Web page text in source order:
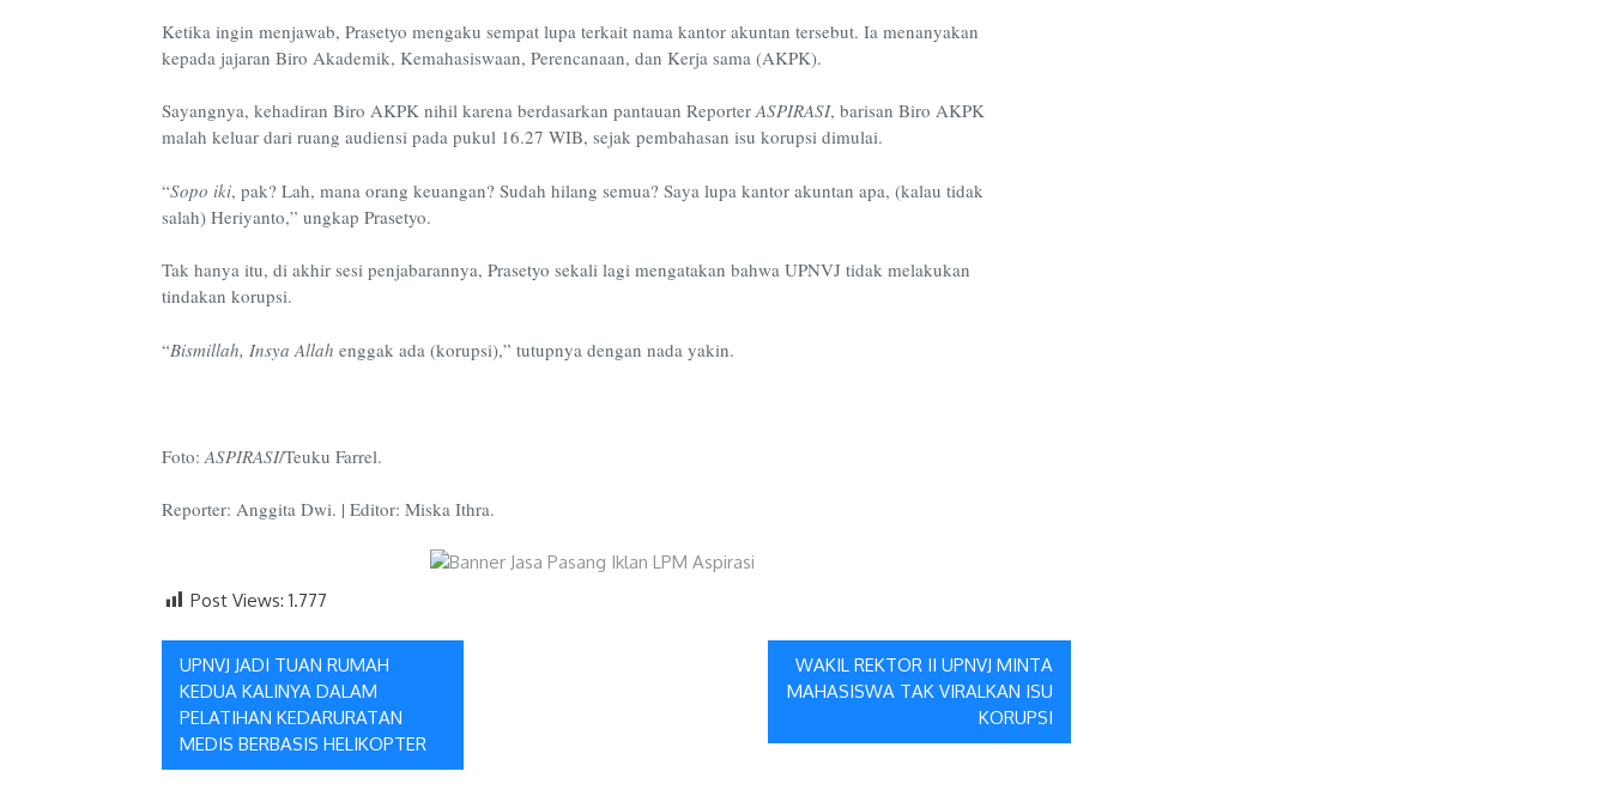
Ketika ingin menjawab, Prasetyo mengaku sempat lupa terkait nama kantor akuntan tersebut. Ia menanyakan
kepada jajaran Biro Akademik, Kemahasiswaan, Perencanaan, dan Kerja sama (AKPK).
Sayangnya, kehadiran Biro AKPK nihil karena berdasarkan pantauan ReporterASPIRASI, barisan Biro AKPK
malah keluar dari ruang audiensi pada pukul 16.27 WIB, sejak pembahasan isu korupsi dimulai.
“Sopo iki, pak? Lah, mana orang keuangan? Sudah hilang semua? Saya lupa kantor akuntan apa, (kalau tidak
salah) Heriyanto,” ungkap Prasetyo.
Tak hanya itu, di akhir sesi penjabarannya, Prasetyo sekali lagi mengatakan bahwa UPNVJ tidak melakukan
tindakan korupsi.
“Bismillah, Insya Allah enggak ada (korupsi),” tutupnya dengan nada yakin.
Foto: ASPIRASI/Teuku Farrel.
Reporter: Anggita Dwi. | Editor: Miska Ithra.
Post Views: 1.777
Navigasi
pos
UPNVJ JADI TUAN RUMAH
KEDUA KALINYA DALAM
PELATIHAN KEDARURATAN
MEDIS BERBASIS HELIKOPTER
WAKIL REKTOR II UPNVJ MINTA
MAHASISWA TAK VIRALKAN ISU
KORUPSI